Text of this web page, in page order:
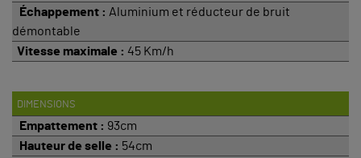
Échappement : Aluminium et réducteur de bruit
démontable
Vitesse maximale : 45 Km/h
DIMENSIONS
Empattement : 93cm
Hauteur de selle : 54cm